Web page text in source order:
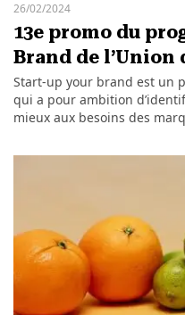
26/02/2024
13e promo du
Brand de l’Union
Start-up your brand est un
qui a pour ambition
mieux aux besoins des